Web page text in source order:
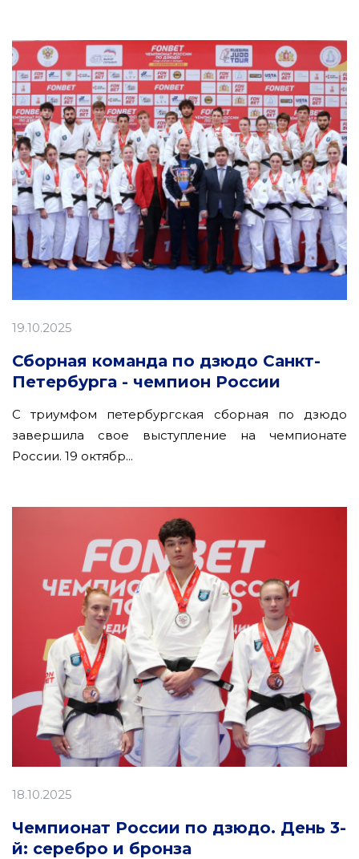
19.10.2025
Сборная команда по дзюдо Санкт-
Петербурга - чемпион России
С триумфом петербургская сборная по дзюдо
завершила свое выступление на чемпионате
России. 19 октябр...
18.10.2025
Чемпионат России по дзюдо. День 3-
й: серебро и бронза